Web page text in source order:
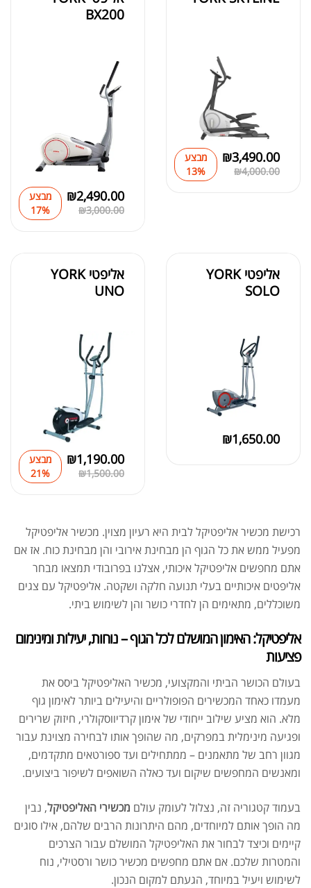
₪4,000.00
₪3,490.00
מבצע
13%
BX200
₪3,000.00
₪2,490.00
מבצע
17%
אליפטי YORK
SOLO
₪1,650.00
אליפטי YORK
UNO
₪1,500.00
₪1,190.00
מבצע
21%
רכישת מכשיר אליפטיקל לבית היא רעיון מצוין. מכשיר אליפטיקל
מפעיל ממש את כל הגוף הן מבחינת אירובי והן מבחינת כוח. אז אם
אתם מחפשים אליפטיקל איכותי, אצלנו בפרובודי תמצאו מבחר
אליפטים איכותיים בעלי תנועה חלקה ושקטה. אליפטיקל עם צגים
משוכללים, מתאימים הן לחדרי כושר והן לשימוש ביתי.
אליפטיקל: האימון המושלם לכל הגוף – נוחות, יעילות ומינימום
פציעות
בעולם הכושר הביתי והמקצועי, מכשיר האליפטיקל ביסס את
מעמדו כאחד המכשירים הפופולריים והיעילים ביותר לאימון גוף
מלא. הוא מציע שילוב ייחודי של אימון קרדיווסקולרי, חיזוק שרירים
ופגיעה מינימלית במפרקים, מה שהופך אותו לבחירה מצוינת עבור
מגוון רחב של מתאמנים – ממתחילים ועד ספורטאים מתקדמים,
ומאנשים המחפשים שיקום ועד כאלה השואפים לשיפור ביצועים.
בעמוד קטגוריה זה, נצלול לעומק עולם מכשירי האליפטיקל, נבין
מה הופך אותם למיוחדים, מהם היתרונות הרבים שלהם, אילו סוגים
קיימים וכיצד לבחור את האליפטיקל המושלם עבור הצרכים
והמטרות שלכם. אם אתם מחפשים מכשיר כושר ורסטילי, נוח
לשימוש ויעיל במיוחד, הגעתם למקום הנכון.